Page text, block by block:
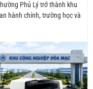
Phủ Lý trở thành khu
hành chính, trường học và